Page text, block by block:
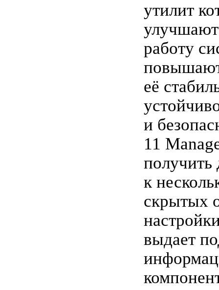
утилит
работу
её
и
11
получить
к
скрытых
выдает